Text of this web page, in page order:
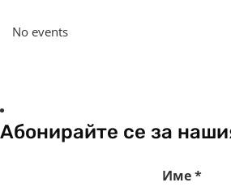
No events
Абонирайте се за
Име*